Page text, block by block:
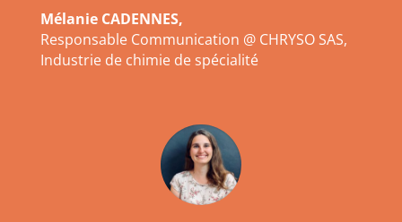
Mélanie CADENNES,
Responsable Communication @ CHRYSO SAS,
Industrie de chimie de spécialité